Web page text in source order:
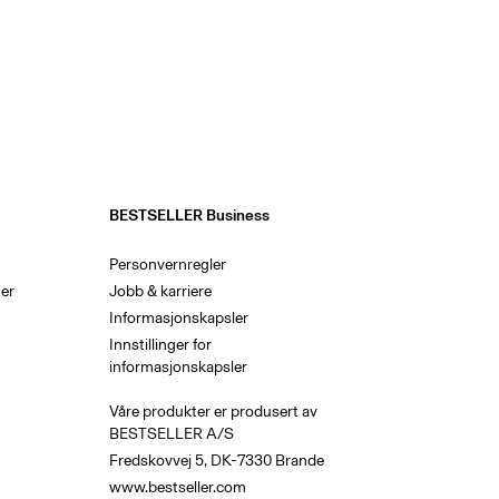
enkle stylingtips til deg:
eller når du skal ut om
utvalg av farger, snitt og
med modig, feminin og
holder deg varm, men som
BESTSELLER Business
Personvernregler
Jobb & karriere
Informasjonskapsler
Innstillinger for
informasjonskapsler
Våre produkter er produsert av
BESTSELLER A/S
Fredskovvej 5, DK-7330 Brande
www.bestseller.com